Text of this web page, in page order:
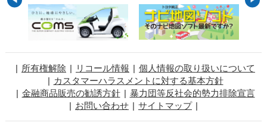
所有権解除 リコール情報
個人情報の取り扱いについて
カスタマーハラスメントに対する基本方針
金融商品販売の勧誘方針
暴力団等反社会的勢力排除宣言
お問い合わせ
サイトマップ